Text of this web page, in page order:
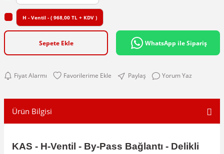
H - Ventil - ( 968,00 TL + KDV )
Sepete Ekle WhatsApp ile Sipariş
Fiyat Alarmı Paylaş Yorum Yaz
Ürün Bilgisi
KAS - H-Ventil - By-Pass Bağlantı - Delikli